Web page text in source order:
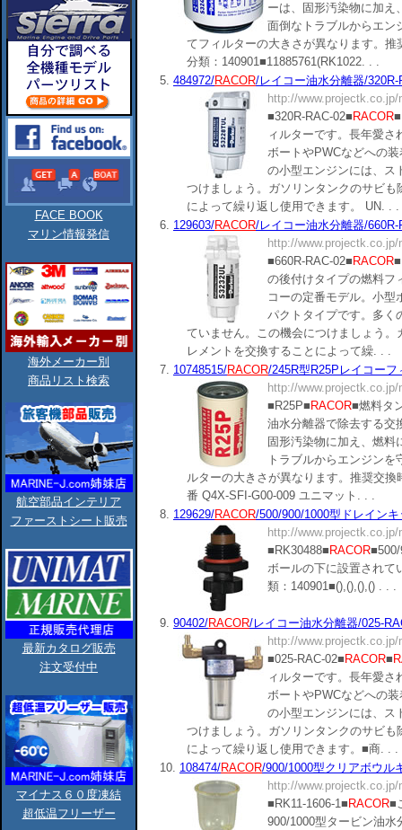
FACE BOOK
マリン情報発信
海外メーカー別
商品リスト検索
航空部品インテリア
ファーストシート販売
最新カタログ販売
注文受付中
マイナス６０度凍結
超低温フリーザー
ーは、固形汚染物に加え
面倒なトラブルからエン
てフィルターの大きさが異なります。
分類：140901■11885761(RK1022. . .
5. 484972/RACOR/レイコー油水分離器/
http://
■320R-RAC-02■ RACOR■
ィルターです。長年愛
ボートやPWCなどへの
の小型エンジンには、ス
つけましょう。ガソリンタンクのサビ
によって繰り返し使用できます。 UN. . .
6. 129603/RACOR/レイコー油水分離器/
http://
■660R-RAC-02■ RACOR■
の後付けタイプの燃料フ
コーの定番モデル。小型
パクトタイプです。多く
ていません。この機会につけましょう
レメントを交換することによって繰. . .
7. 10748515/RACOR/245R型R25Pレイコー
http://
■R25P■ RACOR■燃料タ
油水分離器で除去する交
固形汚染物に加え、燃料
トラブルからエンジン
ルターの大きさが異なります。推奨交
番 Q4X-SFI-G00-009 ユニマット. . .
8. 129629/RACOR/500/900/1000型ドレイン
http://
■RK30488■ RACOR
ボールの下に設置されて
類：140901■(),(),(),() . . .
9. 90402/RACOR/レイコー油水分離器/025-
http://
■025-RAC-02■ RACOR■
ィルターです。長年愛
ボートやPWCなどへの
の小型エンジンには、ス
つけましょう。ガソリンタンクのサビ
によって繰り返し使用できます。■商. . .
10. 108474/RACOR/900/1000型クリアボウル
http://
■RK11-1606-1■ RACOR■
900/1000型タービン油